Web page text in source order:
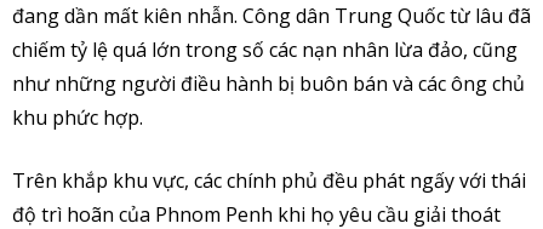
đang dần mất kiên nhẫn. Công dân Trung Quốc từ lâu đã
chiếm tỷ lệ quá lớn trong số các nạn nhân lừa đảo, cũng
như những người điều hành bị buôn bán và các ông chủ
khu phức hợp.
Trên khắp khu vực, các chính phủ đều phát ngấy với thái
độ trì hoãn của Phnom Penh khi họ yêu cầu giải thoát